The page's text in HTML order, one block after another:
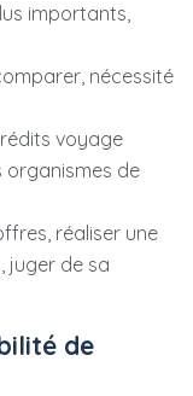
importants,
nécessité
voyage
organismes de
réaliser une
juger de sa
de